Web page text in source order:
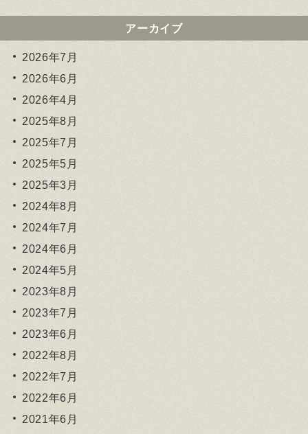
アーカイブ
2026年7月
2026年6月
2026年4月
2025年8月
2025年7月
2025年5月
2025年3月
2024年8月
2024年7月
2024年6月
2024年5月
2023年8月
2023年7月
2023年6月
2022年8月
2022年7月
2022年6月
2021年6月